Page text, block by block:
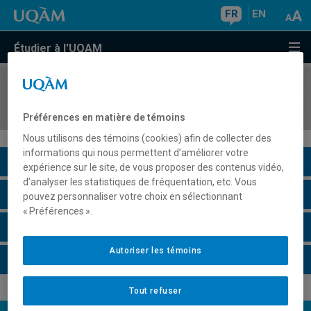
FR EN
Étudier à l'UQAM
COURS//
Description du cours
Horaire - Été 2026
Préférences en matière de témoins
Nous utilisons des témoins (cookies) afin de collecter des
informations qui nous permettent d’améliorer votre
expérience sur le site, de vous proposer des contenus vidéo,
d’analyser les statistiques de fréquentation, etc. Vous
pouvez personnaliser votre choix en sélectionnant
« Préférences ».
Tout refuser
Autoriser les témoins